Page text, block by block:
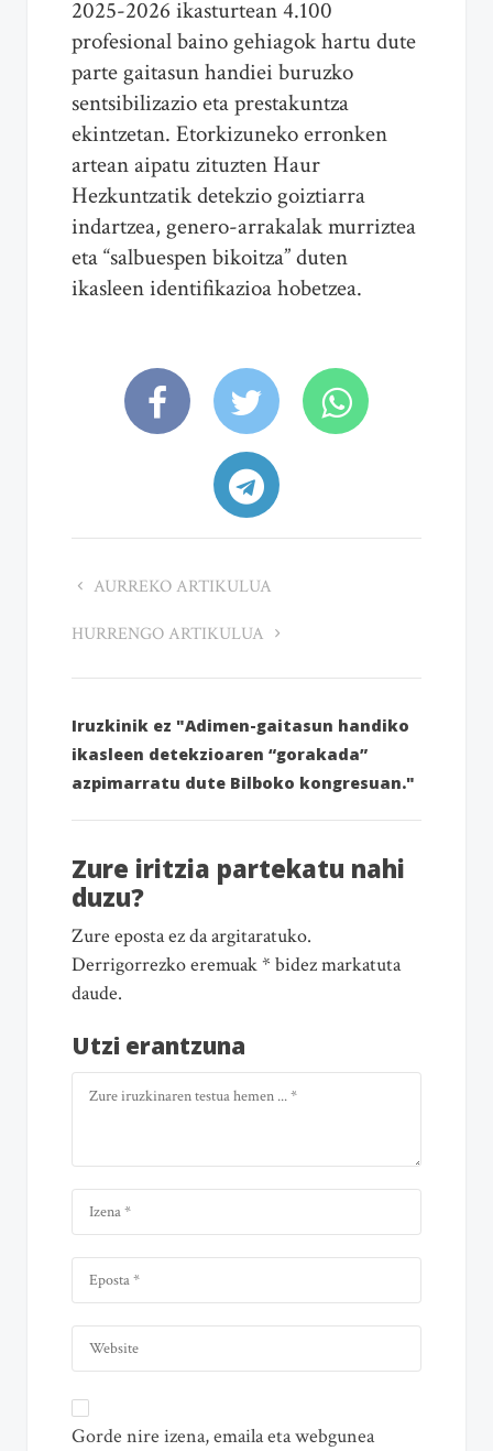
2025-2026 ikasturtean 4.100
profesional baino gehiagok hartu dute
parte gaitasun handiei buruzko
sentsibilizazio eta prestakuntza
ekintzetan. Etorkizuneko erronken
artean aipatu zituzten Haur
Hezkuntzatik detekzio goiztiarra
indartzea, genero-arrakalak murriztea
eta “salbuespen bikoitza” duten
ikasleen identifikazioa hobetzea.
AURREKO ARTIKULUA
HURRENGO ARTIKULUA
Iruzkinik ez "Adimen-gaitasun handiko
ikasleen detekzioaren “gorakada”
azpimarratu dute Bilboko kongresuan."
Zure iritzia partekatu nahi
duzu?
Zure eposta ez da argitaratuko.
Derrigorrezko eremuak * bidez markatuta
daude.
Utzi erantzuna
Gorde nire izena, emaila eta webgunea